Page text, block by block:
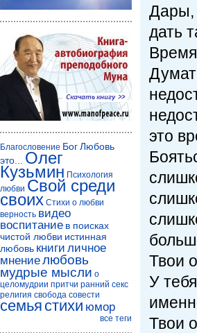
Дары,
дать
Время
это
Твои
У
Твои
Благословение БогЛюбовь
это...
Олег
Кузьмин Психология
любви Свой среди
своих Стихи о любви
верность видео
воспитание в поисках
чистой любви истинная
любовь книги личное
мнениелюбовь
мудрые мысли о
целомудрии притчи ранний секс
религия свобода совести
семья стихи юмор
все теги